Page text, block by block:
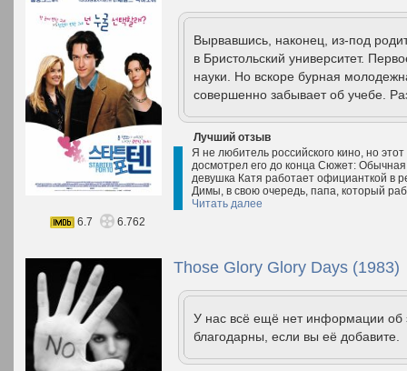
Вырвавшись, наконец, из-под
в Бристольский университет.
науки. Но вскоре бурная
совершенно забывает об учебе.
Лучший отзыв
Я не любитель российского кино, но
досмотрел его до конца Сюжет:
девушка Катя работает официанткой в
Димы, в свою очередь, папа, который
Читать далее
6.7
6.762
Those Glory Glory Days (1983)
У нас всё ещё нет информации
благодарны, если вы её добавите.